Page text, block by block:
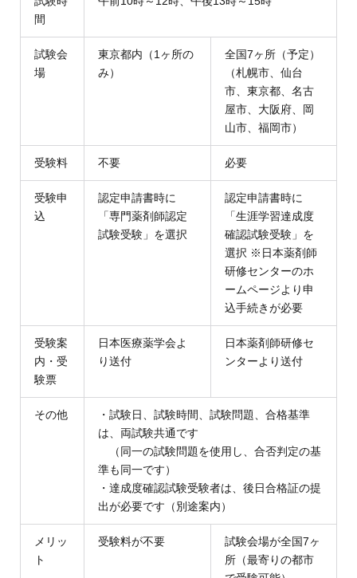
間
試験会
場
東京都内（1ヶ所の
み）
全国7ヶ所（予定）
（札幌市、仙台
市、東京都、名古
屋市、大阪府、岡
山市、福岡市）
受験料 不要 必要
受験申
込
認定申請書時に
「専門薬剤師認定
試験受験」を選択
認定申請書時に
「生涯学習達成度
確認試験受験」を
選択 ※日本薬剤師
研修センターのホ
ームページより申
込手続きが必要
受験案
内・受
験票
日本医療薬学会よ
り送付
日本薬剤師研修セ
ンターより送付
その他
・試験日、試験時間、試験問題、合格基準
は、両試験共通です
（同一の試験問題を使用し、合否判定の基
準も同一です）
・達成度確認試験受験者は、後日合格証の提
出が必要です（別途案内）
メリッ
ト
受験料が不要
試験会場が全国7ヶ
所（最寄りの都市